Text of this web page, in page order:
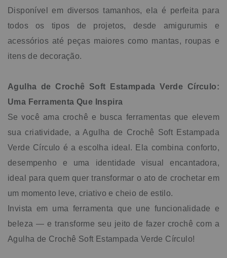
Disponível em diversos tamanhos, ela é perfeita para
todos os tipos de projetos, desde amigurumis e
acessórios até peças maiores como mantas, roupas e
itens de decoração.
Agulha de Crochê Soft Estampada Verde Círculo:
Uma Ferramenta Que Inspira
Se você ama crochê e busca ferramentas que elevem
sua criatividade, a Agulha de Crochê Soft Estampada
Verde Círculo é a escolha ideal. Ela combina conforto,
desempenho e uma identidade visual encantadora,
ideal para quem quer transformar o ato de crochetar em
um momento leve, criativo e cheio de estilo.
Invista em uma ferramenta que une funcionalidade e
beleza — e transforme seu jeito de fazer crochê com a
Agulha de Crochê Soft Estampada Verde Círculo!